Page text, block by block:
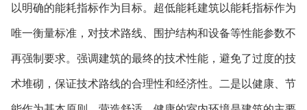
以明确的能耗指标作为目标。超低能耗建筑以能耗指标作为
唯一衡量标准，对技术路线、围护结构和设备等性能参数不
再强制要求。强调建筑的最终的技术性能，避免了过度的技
术堆砌，保证技术路线的合理性和经济性。二是以健康、节